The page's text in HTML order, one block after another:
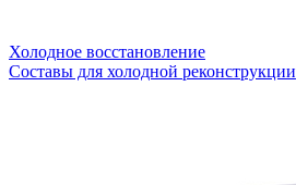
Холодное восстановление
Составы для холодной реконструкции